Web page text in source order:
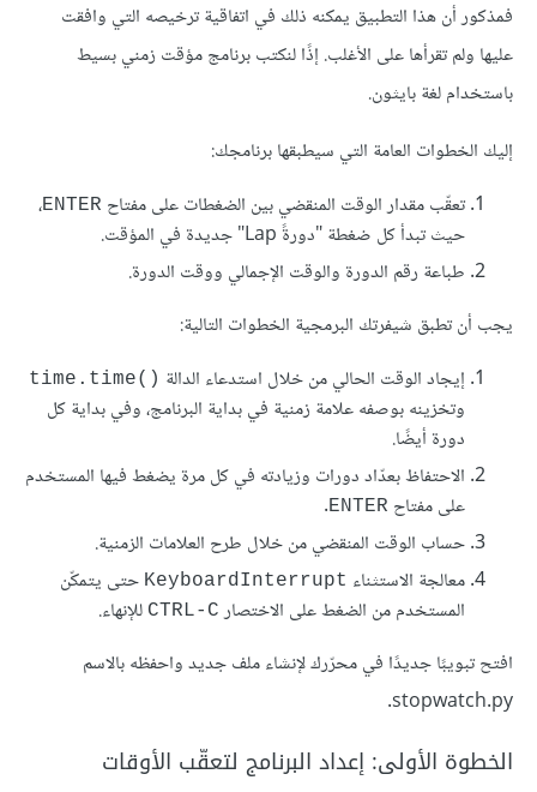
فمذكور أن هذا التطبيق يمكنه ذلك في اتفاقية ترخيصه التي وافقت
عليها ولم تقرأها على الأغلب. إذًا لنكتب برنامج مؤقت زمني بسيط
باستخدام لغة بايثون.
إليك الخطوات العامة التي سيطبقها برنامجك:
تعقّب مقدار الوقت المنقضي بين الضغطات على مفتاح ENTER،
حيث تبدأ كل ضغطة "دورةً Lap" جديدة في المؤقت.
طباعة رقم الدورة والوقت الإجمالي ووقت الدورة.
يجب أن تطبق شيفرتك البرمجية الخطوات التالية:
إيجاد الوقت الحالي من خلال استدعاء الدالة time.time()‎
وتخزينه بوصفه علامة زمنية في بداية البرنامج، وفي بداية كل
دورة أيضًا.
الاحتفاظ بعدّاد دورات وزيادته في كل مرة يضغط فيها المستخدم
على مفتاح ENTER
.
حساب الوقت المنقضي من خلال طرح العلامات الزمنية.
معالجة الاستثناء KeyboardInterrupt حتى يتمكّن
المستخدم من الضغط على الاختصار CTRL-C للإنهاء.
افتح تبويبًا جديدًا في محرّرك لإنشاء ملف جديد واحفظه بالاسم
stopwatch.py.
الخطوة الأولى: إعداد البرنامج لتعقّب الأوقات